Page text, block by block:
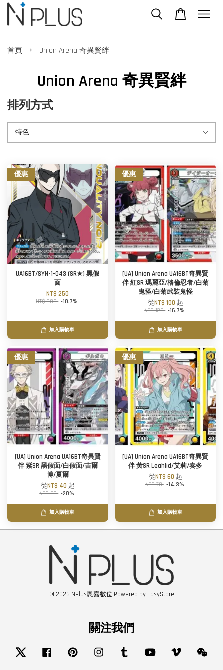
首頁 › Union Arena 奇異賢絆
Union Arena 奇異賢絆
排列方式
優惠
UA16BT/SYN-1-043 (SR★) 黑假
面
NT$ 250
NT$ 280 -10.7%
加入購物車
優惠
[UA] Union Arena UA16BT奇異賢
伴 紅SR 瑪麗亞/格倫忍者/白菊
鬼怪/白菊武裝鬼怪
從NT$ 100 起
NT$ 120 -16.7%
加入購物車
優惠
[UA] Union Arena UA16BT奇異賢
伴 紫SR 黑假面/白假面/吉爾
博/夏爾
從NT$ 40 起
NT$ 50 -20%
加入購物車
優惠
[UA] Union Arena UA16BT奇異賢
伴 黃SR Leahlid/艾莉/奏多
從NT$ 60 起
NT$ 70 -14.3%
加入購物車
© 2026 NPlus恩嘉數位 Powered by EasyStore
關注我們
Twitter Facebook Pinterest Instagram Tumblr YouTube Vimeo